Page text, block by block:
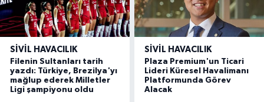
SIVIL HAVACILIK
Filenin Sultanları tarih
yazdı: Türkiye, Brezilya'yı
mağlup ederek Milletler
Ligi şampiyonu oldu
SIVIL HAVACILIK
Plaza Premium'un Ticari
Lideri Küresel Havalimanı
Platformunda Görev
Alacak